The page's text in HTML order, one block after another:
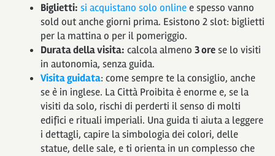
Biglietti: si acquistano solo onlinee spesso vanno
sold out anche giorni prima. Esistono 2 slot: biglietti
per la mattina o per il pomeriggio.
Durata della visita: calcola almeno 3 orese lo visiti
in autonomia, senza guida.
Visita guidata: come sempre te la consiglio, anche
se è in inglese. La Città Proibita è enorme e, se la
visiti da solo, rischi di perderti il senso di molti
edifici e rituali imperiali. Una guida ti aiuta a leggere
i dettagli, capire la simbologia dei colori, delle
statue, delle sale, e ti orienta in un complesso che